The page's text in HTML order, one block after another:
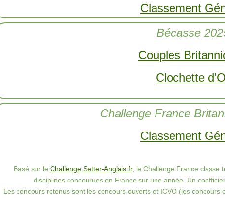
Classement
Bécasse
Couples
Clochette
Challenge France
Classement
Basé sur le Challenge Setter-Anglais.fr, le Challenge France classe
disciplines concourues en France sur une année. Un
Les concours retenus sont les concours ouverts et ICVO (les